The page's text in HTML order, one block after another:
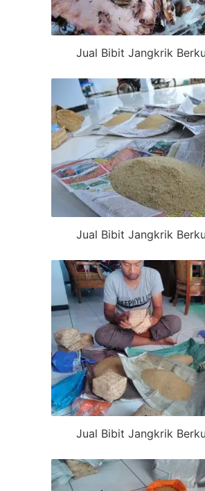
Jual Bibit Jangkrik
Jual Bibit Jangkrik
Jual Bibit Jangkrik